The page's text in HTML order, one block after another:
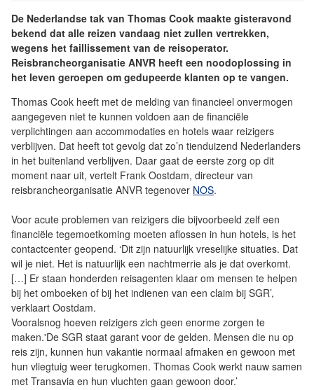
De Nederlandse tak van Thomas Cook maakte gisteravond
bekend dat alle reizen vandaag niet zullen vertrekken,
wegens het faillissement van de reisoperator.
Reisbrancheorganisatie ANVR heeft een noodoplossing in
het leven geroepen om gedupeerde klanten op te vangen.
Thomas Cook heeft met de melding van financieel onvermogen
aangegeven niet te kunnen voldoen aan de financiële
verplichtingen aan accommodaties en hotels waar reizigers
verblijven. Dat heeft tot gevolg dat zo’n tienduizend Nederlanders
in het buitenland verblijven. Daar gaat de eerste zorg op dit
moment naar uit, vertelt Frank Oostdam, directeur van
reisbrancheorganisatie ANVR tegenover NOS.
Voor acute problemen van reizigers die bijvoorbeeld zelf een
financiële tegemoetkoming moeten aflossen in hun hotels, is het
contactcenter geopend. ‘Dit zijn natuurlijk vreselijke situaties. Dat
wil je niet. Het is natuurlijk een nachtmerrie als je dat overkomt.
[…] Er staan honderden reisagenten klaar om mensen te helpen
bij het omboeken of bij het indienen van een claim bij SGR’,
verklaart Oostdam.
Vooralsnog hoeven reizigers zich geen enorme zorgen te
maken.'De SGR staat garant voor de gelden. Mensen die nu op
reis zijn, kunnen hun vakantie normaal afmaken en gewoon met
hun vliegtuig weer terugkomen. Thomas Cook werkt nauw samen
met Transavia en hun vluchten gaan gewoon door.’